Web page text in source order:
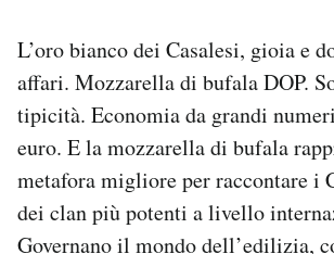
L’oro bianco dei Casalesi, gioia e
affari. Mozzarella di bufala DOP.
tipicità. Economia da grandi
euro. E la mozzarella di bufala
metafora migliore per raccontare i
dei clan più potenti a livello
Governano il mondo dell’edilizia,